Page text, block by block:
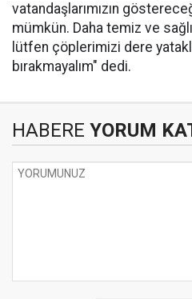
vatandaşlarımızın
mümkün. Daha temiz ve
lütfen çöplerimizi dere
bırakmayalım" dedi.
HABERE YORUM